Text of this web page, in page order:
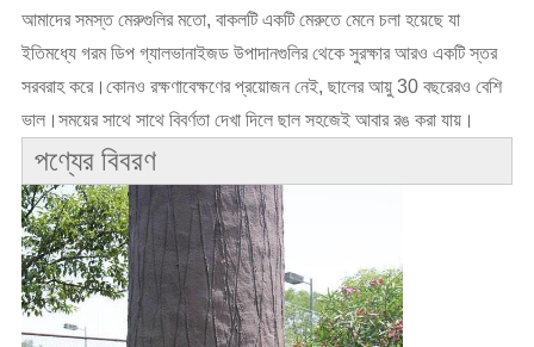
আমাদের সমস্ত মেরুগুলির মতো, বাকলটি একটি মেরুতে মেনে চলা হয়েছে যা
ইতিমধ্যে গরম ডিপ গ্যালভানাইজড উপাদানগুলির থেকে সুরক্ষার আরও একটি স্তর
সরবরাহ করে।কোনও রক্ষণাবেক্ষণের প্রয়োজন নেই, ছালের আয়ু 30 বছরেরও বেশি
ভাল।সময়ের সাথে সাথে বিবর্ণতা দেখা দিলে ছাল সহজেই আবার রঙ করা যায়।
পণ্যের বিবরণ